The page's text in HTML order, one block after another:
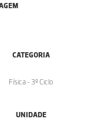
CATEGORIA
Física - 3º Ciclo
UNIDADE